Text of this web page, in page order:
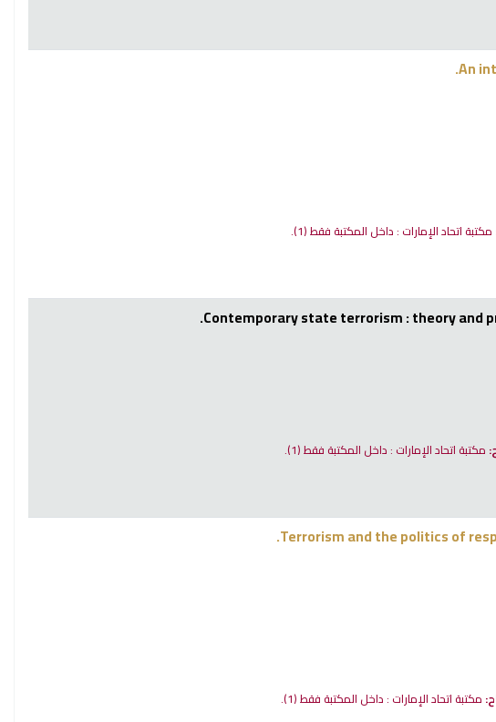
An
مكتبة اتحاد الإمارات : داخل المكتبة فقط(1).
Contemporary state terrorism : theory and
مكتبة اتحاد الإمارات : داخل المكتبة فقط(1).
Terrorism and the politics of
مكتبة اتحاد الإمارات : داخل المكتبة فقط(1).